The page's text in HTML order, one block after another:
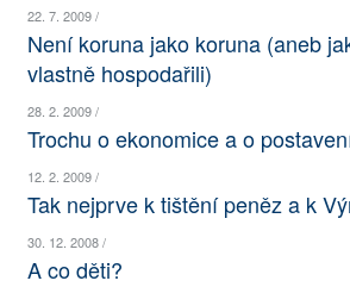
AUTOŘI
SOCIÁLNÍ SÍTĚ
RUBRIKY
PLNÁ VERZE STRÁNEK
22. 7. 2009 /
Není koruna jako koruna (aneb
vlastně hospodařili)
28. 2. 2009 /
Trochu o ekonomice a o
12. 2. 2009 /
Tak nejprve k tištění peněz a k
30. 12. 2008 /
A co děti?